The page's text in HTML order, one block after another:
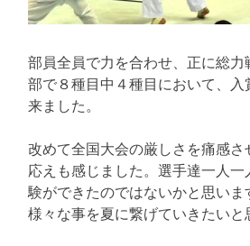
部員全員で力を合わせ、正に総力
部で８種目中４種目において、入
来ました。
改めて全国大会の厳しさを痛感
応えも感じました。選手達一人
験ができたのではないかと思い
様々な事を夏に繋げていきたいと